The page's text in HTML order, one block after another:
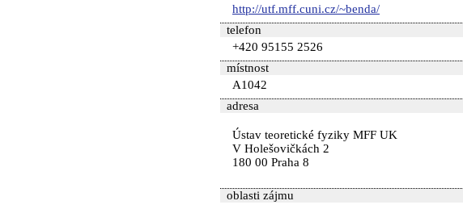
http://utf.mff.cuni.cz/~benda/
telefon
+420 95155 2526
místnost
A1042
adresa
Ústav teoretické fyziky MFF UK
V Holešovičkách 2
180 00 Praha 8
oblasti zájmu